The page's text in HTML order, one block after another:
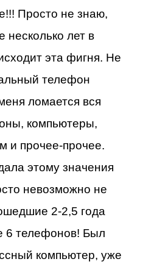
Просто не знаю,
несколько лет в
эта фигня. Не
телефон
ломается вся
компьютеры,
и прочее-прочее.
этому значения
невозможно не
2-2,5 года
6 телефонов! Был
компьютер, уже